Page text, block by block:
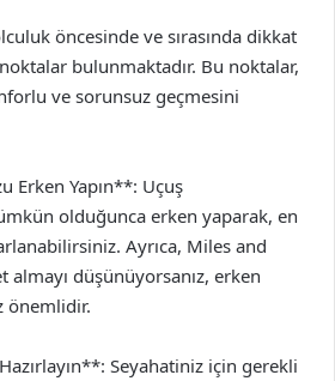
öncesinde ve sırasında dikkat
bulunmaktadır. Bu noktalar,
ve sorunsuz geçmesini
Erken Yapın**: Uçuş
olduğunca erken yaparak, en
Ayrıca, Miles and
düşünüyorsanız, erken
önemlidir.
Seyahatiniz için gerekli